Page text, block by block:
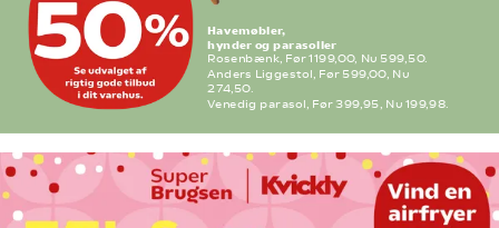
Havemøbler,
hynder og parasoller
Rosenbænk, Før 1199,00, Nu 599,50.
Anders Liggestol, Før 599,00, Nu
274,50.
Venedig parasol, Før 399,95, Nu 199,98.